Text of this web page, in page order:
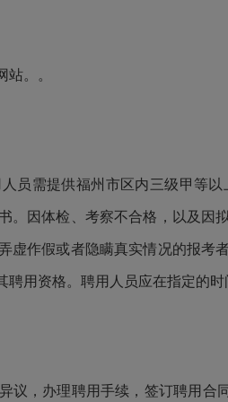
。。
需提供福州市区内三级甲等以
。因体检、考察不合格，以及
虚作假或者隐瞒真实情况的报
用资格。聘用人员应在指定的
办理聘用手续，签订聘用合